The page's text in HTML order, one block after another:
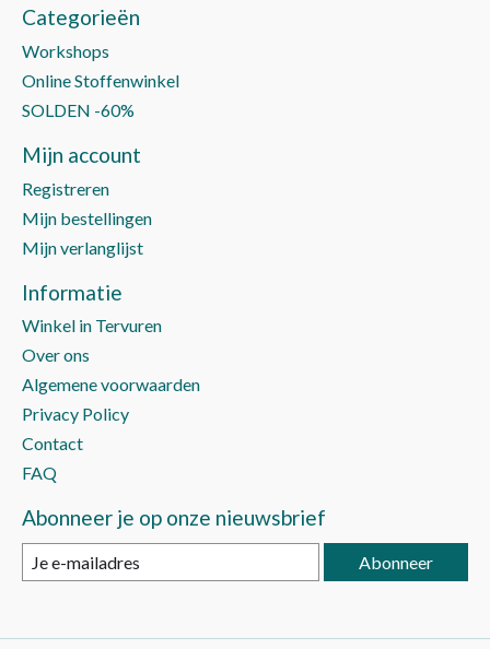
Categorieën
Workshops
Online Stoffenwinkel
SOLDEN -60%
Mijn account
Registreren
Mijn bestellingen
Mijn verlanglijst
Informatie
Winkel in Tervuren
Over ons
Algemene voorwaarden
Privacy Policy
Contact
FAQ
Abonneer je op onze nieuwsbrief
Abonneer